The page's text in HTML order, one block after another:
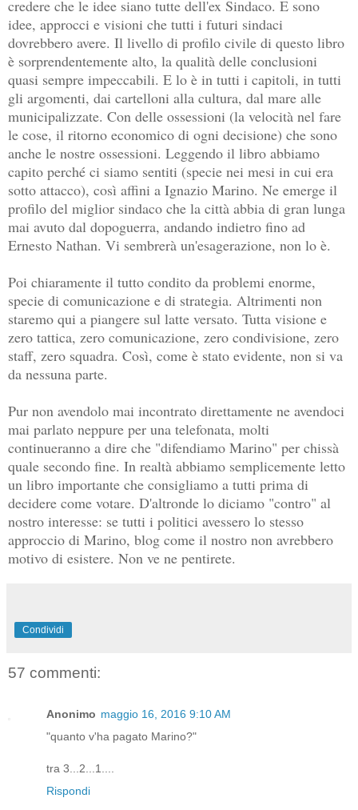
credere che le idee siano tutte dell'ex Sindaco. E sono
idee, approcci e visioni che tutti i futuri sindaci
dovrebbero avere. Il livello di profilo civile di questo libro
è sorprendentemente alto, la qualità delle conclusioni
quasi sempre impeccabili. E lo è in tutti i capitoli, in tutti
gli argomenti, dai cartelloni alla cultura, dal mare alle
municipalizzate. Con delle ossessioni (la velocità nel fare
le cose, il ritorno economico di ogni decisione) che sono
anche le nostre ossessioni. Leggendo il libro abbiamo
capito perché ci siamo sentiti (specie nei mesi in cui era
sotto attacco), così affini a Ignazio Marino. Ne emerge il
profilo del miglior sindaco che la città abbia di gran lunga
mai avuto dal dopoguerra, andando indietro fino ad
Ernesto Nathan. Vi sembrerà un'esagerazione, non lo è.
Poi chiaramente il tutto condito da problemi enorme,
specie di comunicazione e di strategia. Altrimenti non
staremo qui a piangere sul latte versato. Tutta visione e
zero tattica, zero comunicazione, zero condivisione, zero
staff, zero squadra. Così, come è stato evidente, non si va
da nessuna parte.
Pur non avendolo mai incontrato direttamente ne avendoci
mai parlato neppure per una telefonata, molti
continueranno a dire che "difendiamo Marino" per chissà
quale secondo fine. In realtà abbiamo semplicemente letto
un libro importante che consigliamo a tutti prima di
decidere come votare. D'altronde lo diciamo "contro" al
nostro interesse: se tutti i politici avessero lo stesso
approccio di Marino, blog come il nostro non avrebbero
motivo di esistere. Non ve ne pentirete.
Condividi
57 commenti:
Anonimo maggio 16, 2016 9:10 AM
"quanto v'ha pagato Marino?"
tra 3...2...1....
Rispondi